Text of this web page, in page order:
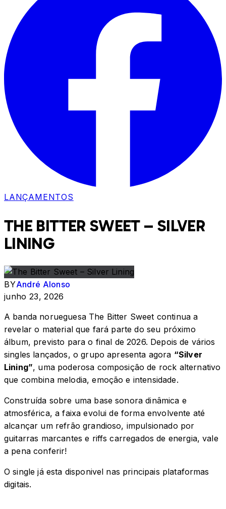
LANÇAMENTOS
THE BITTER SWEET – SILVER
LINING
BYAndré Alonso
junho 23, 2026
A banda norueguesa The Bitter Sweet continua a
revelar o material que fará parte do seu próximo
álbum, previsto para o final de 2026. Depois de vários
singles lançados, o grupo apresenta agora “Silver
Lining”, uma poderosa composição de rock alternativo
que combina melodia, emoção e intensidade.
Construída sobre uma base sonora dinâmica e
atmosférica, a faixa evolui de forma envolvente até
alcançar um refrão grandioso, impulsionado por
guitarras marcantes e riffs carregados de energia, vale
a pena conferir!
O single já esta disponivel nas principais plataformas
digitais.